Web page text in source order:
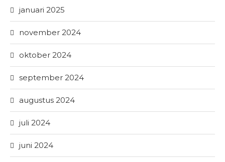
januari 2025
november 2024
oktober 2024
september 2024
augustus 2024
juli 2024
juni 2024